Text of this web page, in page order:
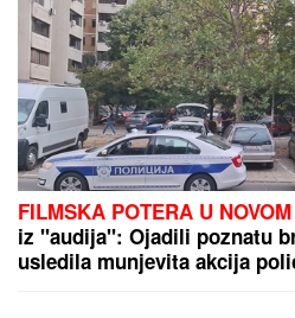
"JA SAM TO SMISLILA!"
napisao pesmu "Beograd",
otkrila istinu: "Nudila sam je